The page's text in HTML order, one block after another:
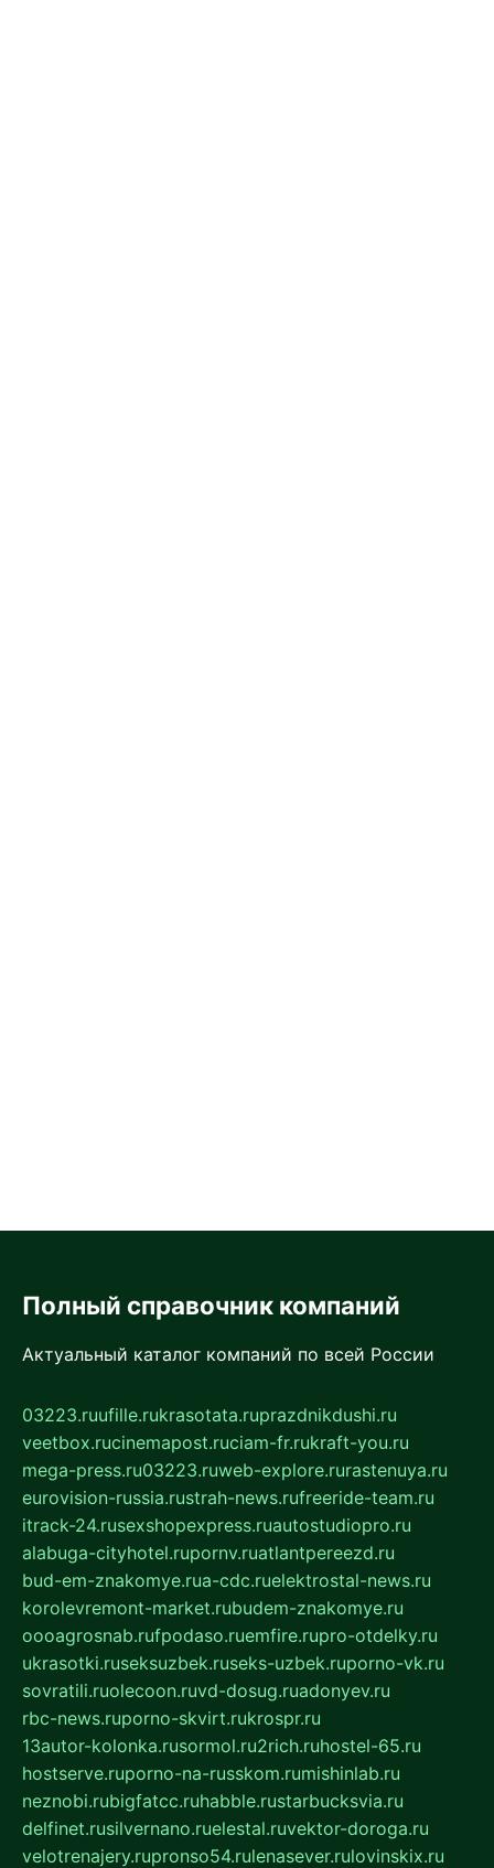
Полный справочник компаний
Актуальный каталог компаний по всей России
03223.ruufille.rukrasotata.ruprazdnikdushi.ru
veetbox.rucinemapost.ruciam-fr.rukraft-you.ru
mega-press.ru03223.ruweb-explore.rurastenuya.ru
eurovision-russia.rustrah-news.rufreeride-team.ru
itrack-24.rusexshopexpress.ruautostudiopro.ru
alabuga-cityhotel.rupornv.ruatlantpereezd.ru
bud-em-znakomye.rua-cdc.ruelektrostal-news.ru
korolevremont-market.rubudem-znakomye.ru
oooagrosnab.rufpodaso.ruemfire.rupro-otdelky.ru
ukrasotki.ruseksuzbek.ruseks-uzbek.ruporno-vk.ru
sovratili.ruolecoon.ruvd-dosug.ruadonyev.ru
rbc-news.ruporno-skvirt.rukrospr.ru
13autor-kolonka.rusormol.ru2rich.ruhostel-65.ru
hostserve.ruporno-na-russkom.rumishinlab.ru
neznobi.rubigfatcc.ruhabble.rustarbucksvia.ru
delfinet.rusilvernano.ruelestal.ruvektor-doroga.ru
velotrenajery.rupronso54.rulenasever.rulovinskix.ru